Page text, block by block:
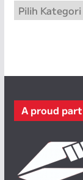
a
r
A proud